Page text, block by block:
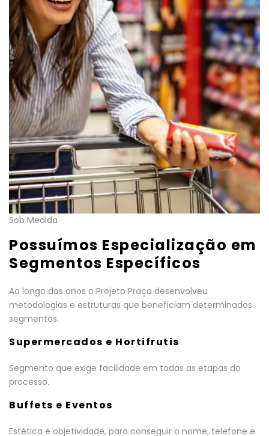
Sob Medida
Possuímos Especialização em
Segmentos Específicos
Ao longo dos anos o Projeto Praça desenvolveu
metodologias e estruturas que beneficiam determinados
segmentos.
Supermercados e Hortifrutis
Segmento que exige facilidade em todas as etapas do
processo.
Buffets e Eventos
Estética e objetividade, para conseguir o nome, telefone e